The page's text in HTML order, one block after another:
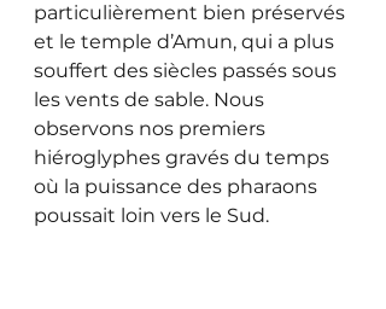
particulièrement bien préservés
et le temple d’Amun, qui a plus
souffert des siècles passés sous
les vents de sable. Nous
observons nos premiers
hiéroglyphes gravés du temps
où la puissance des pharaons
poussait loin vers le Sud.